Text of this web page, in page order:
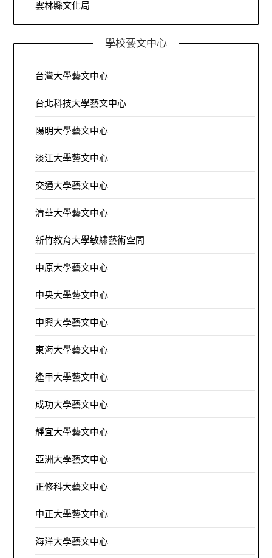
雲林縣文化局
學校藝文中心
台灣大學藝文中心
台北科技大學藝文中心
陽明大學藝文中心
淡江大學藝文中心
交通大學藝文中心
清華大學藝文中心
新竹教育大學敏繡藝術空間
中原大學藝文中心
中央大學藝文中心
中興大學藝文中心
東海大學藝文中心
逢甲大學藝文中心
成功大學藝文中心
靜宜大學藝文中心
亞洲大學藝文中心
正修科大藝文中心
中正大學藝文中心
海洋大學藝文中心